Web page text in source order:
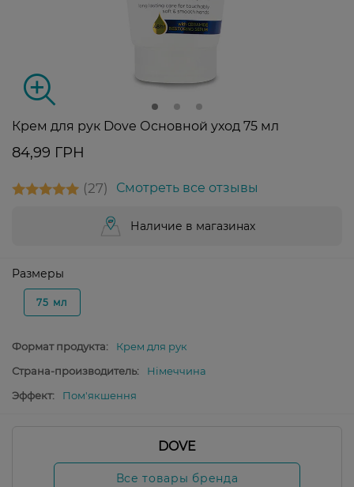
Крем для рук Dove Основной уход 75 мл
84,99 ГРН
27 Смотреть все отзывы
Наличие в магазинах
Размеры
75 мл
Формат продукта:
Крем для рук
Страна-производитель:
Німеччина
Эффект:
Пом'якшення
DOVE
Все товары бренда